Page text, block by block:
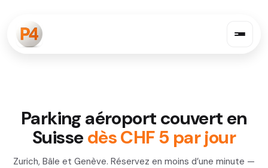
Parking aéroport couvert en
Suisse dès CHF 5 par jour
Zurich, Bâle et Genève. Réservez en moins d’une minute —